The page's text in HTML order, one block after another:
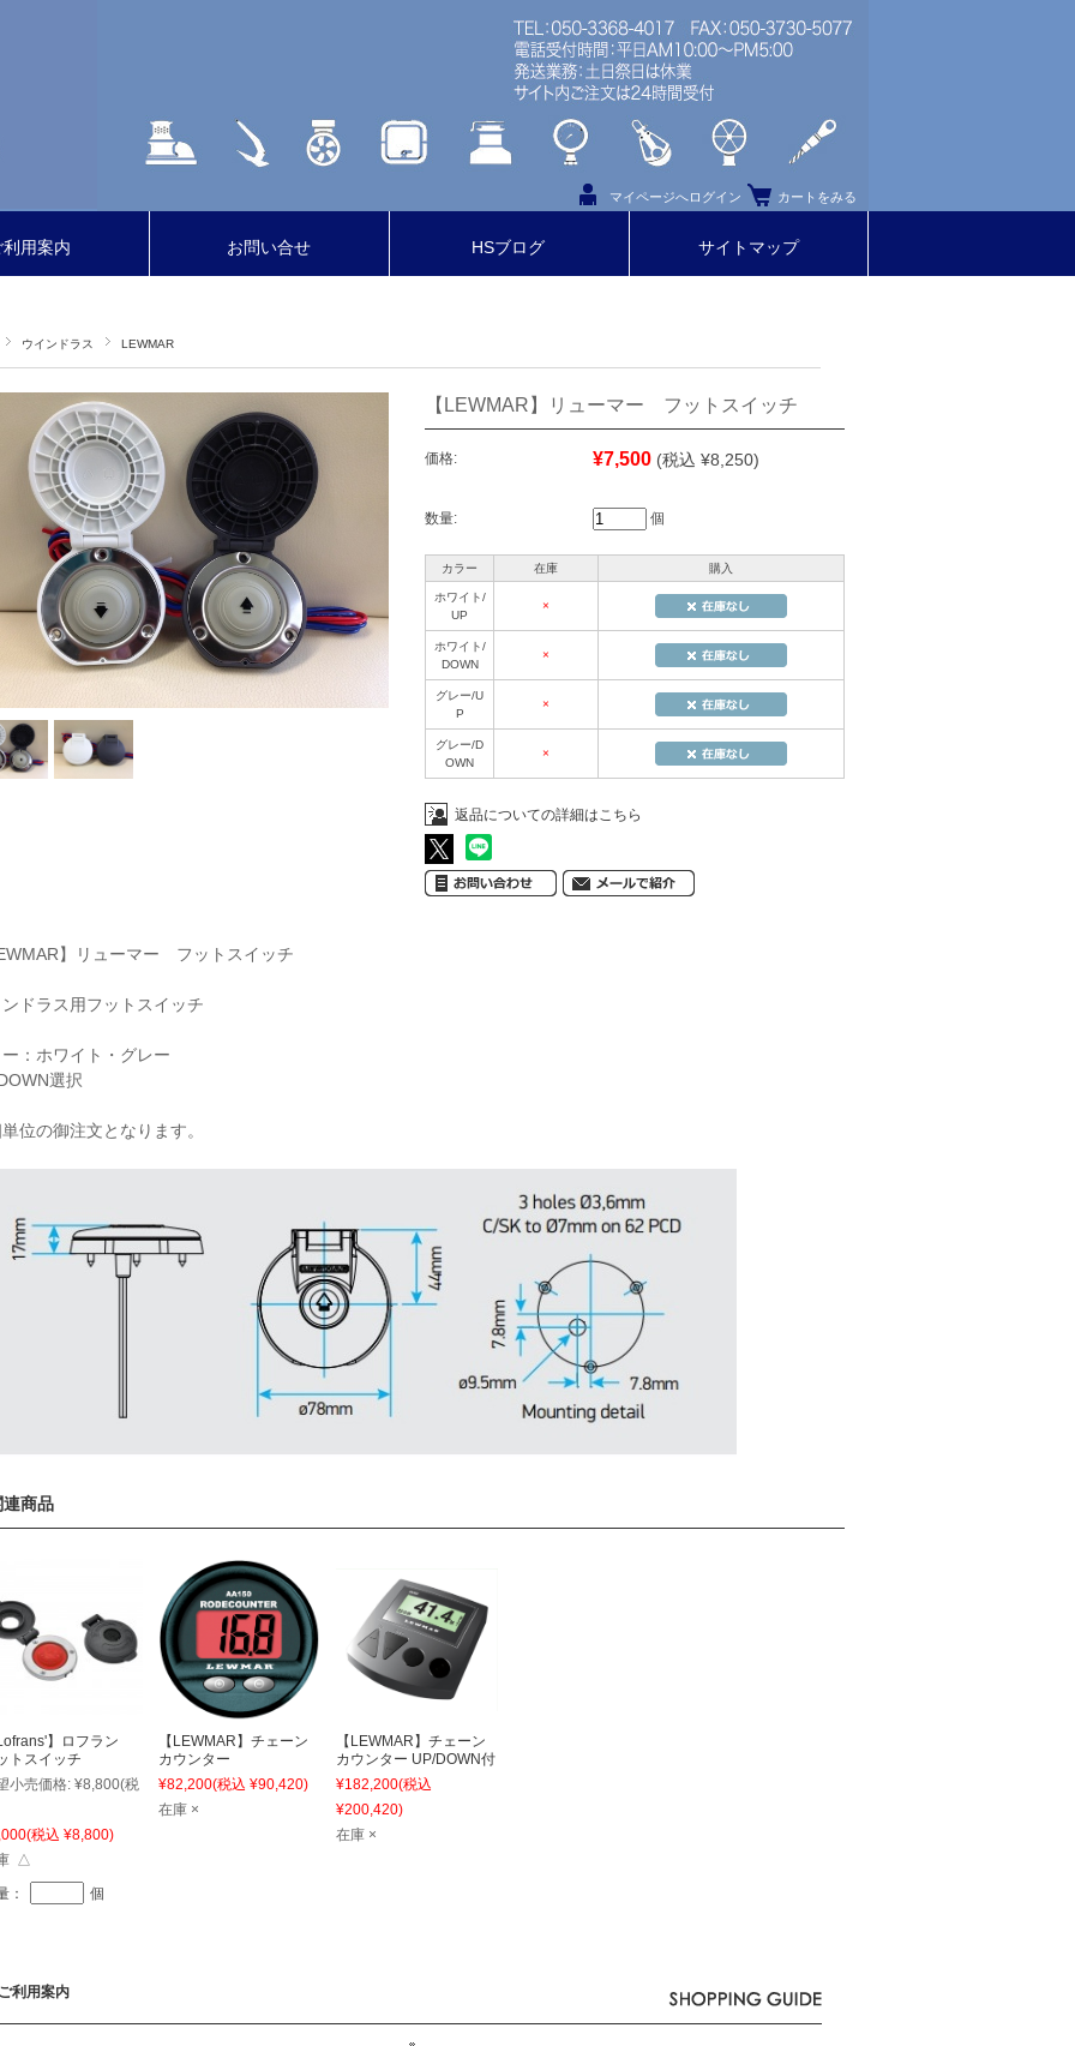
マイページへログイン カートをみる
用案内 お問い合せ HSブログ サイトマップ
ウインドラス LEWMAR
【LEWMAR】リューマー フットスイッチ
価格: ¥7,500 (税込 ¥8,250)
数量: 個
カラー 在庫 購入
ホワイト/
UP
×
ホワイト/
DOWN
×
グレー/U
P
×
グレー/D
OWN
×
返品についての詳細はこちら
】リューマー フットスイッチ
ドラス用フットスイッチ
：ホワイト・グレー
選択
位の御注文となります。
連商品
】ロフラン
トスイッチ
小売価格: ¥8,800(税
(税込 ¥8,800)
△
：
個
【LEWMAR】チェーン
カウンター
¥82,200(税込 ¥90,420)
在庫 ×
【LEWMAR】チェーン
カウンター UP/DOWN付
¥182,200(税込
¥200,420)
在庫 ×
利用案内